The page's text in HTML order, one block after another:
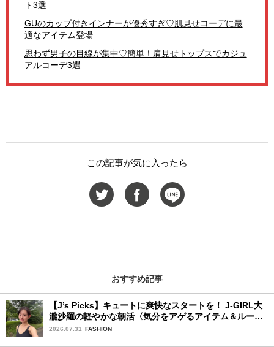
ト3選
GUのカップ付きインナーが優秀すぎ♡肌見せコーデに最
適なアイテム登場
思わず男子の目線が集中♡簡単！肩見せトップスでカジュ
アルコーデ3選
この記事が気に入ったら
おすすめ記事
【J’s Picks】キュートに爽快なスタートを！ J-GIRL大
瀧沙羅の軽やかな朝活〈気分をアゲるアイテム＆ルーテ
ィーン〉
2026.07.31 FASHION